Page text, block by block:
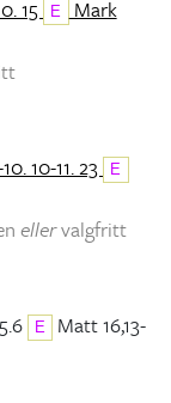
15 E
Mark
10-11. 23 E
ellervalgfritt
E
Matt 16,13-